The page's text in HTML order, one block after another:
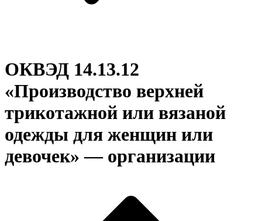
ОКВЭД 14.13.12
«Производство верхней
трикотажной или вязаной
одежды для женщин или
девочек» — организации